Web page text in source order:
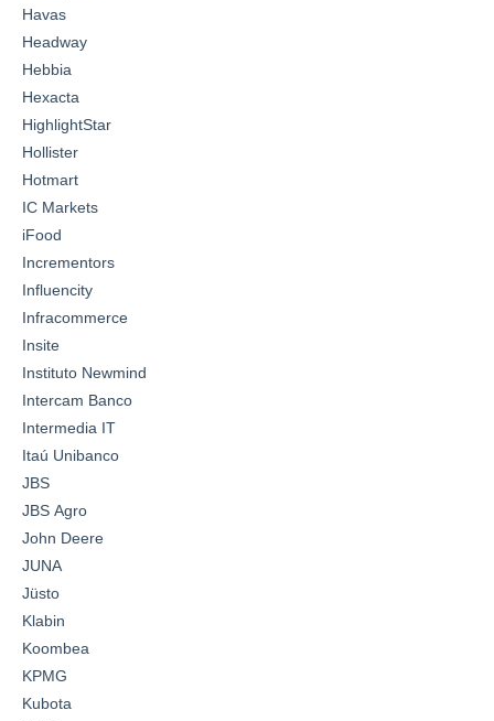
Havas
Headway
Hebbia
Hexacta
HighlightStar
Hollister
Hotmart
IC Markets
iFood
Incrementors
Influencity
Infracommerce
Insite
Instituto Newmind
Intercam Banco
Intermedia IT
Itaú Unibanco
JBS
JBS Agro
John Deere
JUNA
Jüsto
Klabin
Koombea
KPMG
Kubota